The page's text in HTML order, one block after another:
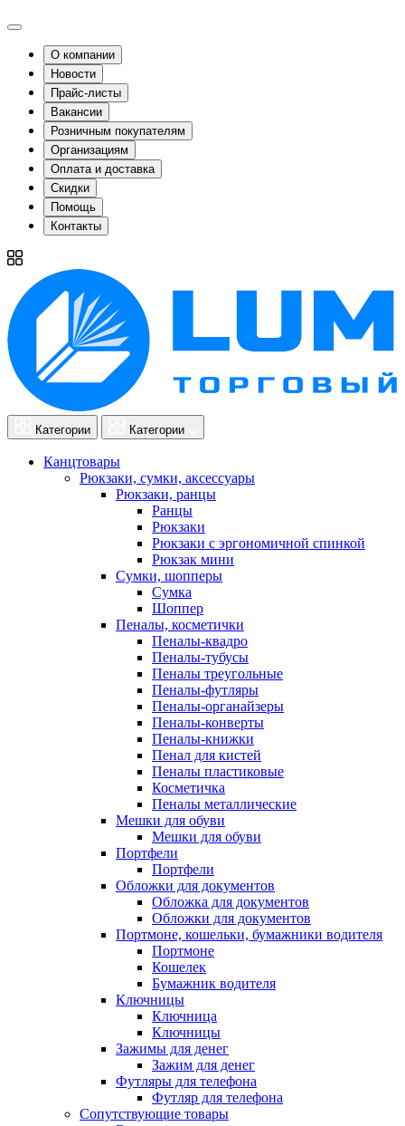
О компании
Новости
Прайс-листы
Вакансии
Розничным покупателям
Организациям
Оплата и доставка
Скидки
Помощь
Контакты
Категории Категории
Канцтовары
Рюкзаки, сумки, аксессуары
Рюкзаки, ранцы
Ранцы
Рюкзаки
Рюкзаки с эргономичной спинкой
Рюкзак мини
Сумки, шопперы
Сумка
Шоппер
Пеналы, косметички
Пеналы-квадро
Пеналы-тубусы
Пеналы треугольные
Пеналы-футляры
Пеналы-органайзеры
Пеналы-конверты
Пеналы-книжки
Пенал для кистей
Пеналы пластиковые
Косметичка
Пеналы металлические
Мешки для обуви
Мешки для обуви
Портфели
Портфели
Обложки для документов
Обложка для документов
Обложки для документов
Портмоне, кошельки, бумажники водителя
Портмоне
Кошелек
Бумажник водителя
Ключницы
Ключница
Ключницы
Зажимы для денег
Зажим для денег
Футляры для телефона
Футляр для телефона
Сопутствующие товары